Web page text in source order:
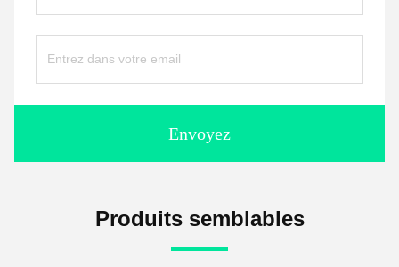
Envoyez
Produits semblables